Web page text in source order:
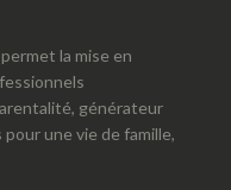
la mise en
générateur
une vie de famille,